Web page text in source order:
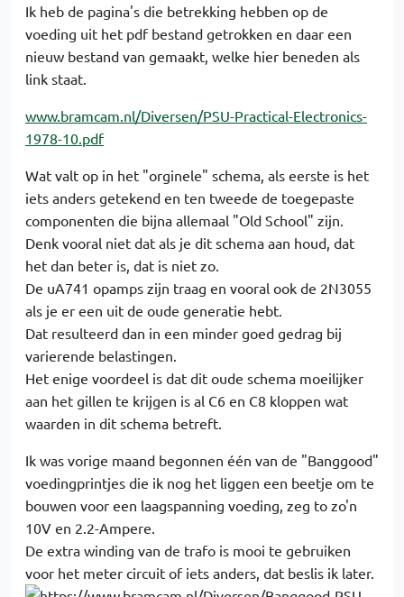
Ik heb de pagina's die betrekking hebben op de
voeding uit het pdf bestand getrokken en daar een
nieuw bestand van gemaakt, welke hier beneden als
link staat.
www.bramcam.nl/Diversen/PSU-Practical-Electronics-
1978-10.pdf
Wat valt op in het "orginele" schema, als eerste is het
iets anders getekend en ten tweede de toegepaste
componenten die bijna allemaal "Old School" zijn.
Denk vooral niet dat als je dit schema aan houd, dat
het dan beter is, dat is niet zo.
De uA741 opamps zijn traag en vooral ook de 2N3055
als je er een uit de oude generatie hebt.
Dat resulteerd dan in een minder goed gedrag bij
varierende belastingen.
Het enige voordeel is dat dit oude schema moeilijker
aan het gillen te krijgen is al C6 en C8 kloppen wat
waarden in dit schema betreft.
Ik was vorige maand begonnen één van de "Banggood"
voedingprintjes die ik nog het liggen een beetje om te
bouwen voor een laagspanning voeding, zeg to zo'n
10V en 2.2-Ampere.
De extra winding van de trafo is mooi te gebruiken
voor het meter circuit of iets anders, dat beslis ik later.